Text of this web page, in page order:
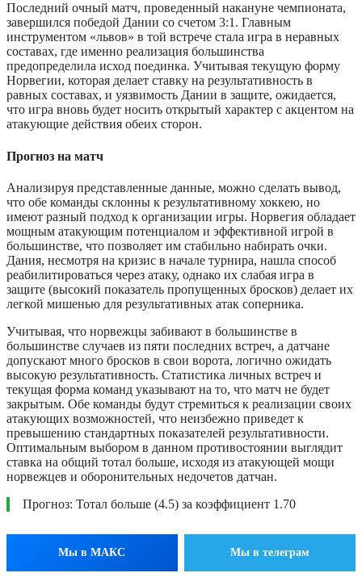
Последний очный матч, проведенный накануне чемпионата,
завершился победой Дании со счетом 3:1. Главным
инструментом «львов» в той встрече стала игра в неравных
составах, где именно реализация большинства
предопределила исход поединка. Учитывая текущую форму
Норвегии, которая делает ставку на результативность в
равных составах, и уязвимость Дании в защите, ожидается,
что игра вновь будет носить открытый характер с акцентом на
атакующие действия обеих сторон.
Прогноз на матч
Анализируя представленные данные, можно сделать вывод,
что обе команды склонны к результативному хоккею, но
имеют разный подход к организации игры. Норвегия обладает
мощным атакующим потенциалом и эффективной игрой в
большинстве, что позволяет им стабильно набирать очки.
Дания, несмотря на кризис в начале турнира, нашла способ
реабилитироваться через атаку, однако их слабая игра в
защите (высокий показатель пропущенных бросков) делает их
легкой мишенью для результативных атак соперника.
Учитывая, что норвежцы забивают в большинстве в
большинстве случаев из пяти последних встреч, а датчане
допускают много бросков в свои ворота, логично ожидать
высокую результативность. Статистика личных встреч и
текущая форма команд указывают на то, что матч не будет
закрытым. Обе команды будут стремиться к реализации своих
атакующих возможностей, что неизбежно приведет к
превышению стандартных показателей результативности.
Оптимальным выбором в данном противостоянии выглядит
ставка на общий тотал больше, исходя из атакующей мощи
норвежцев и оборонительных недочетов датчан.
Прогноз: Тотал больше (4.5) за коэффициент 1.70
Мы в МАКС Мы в телеграм